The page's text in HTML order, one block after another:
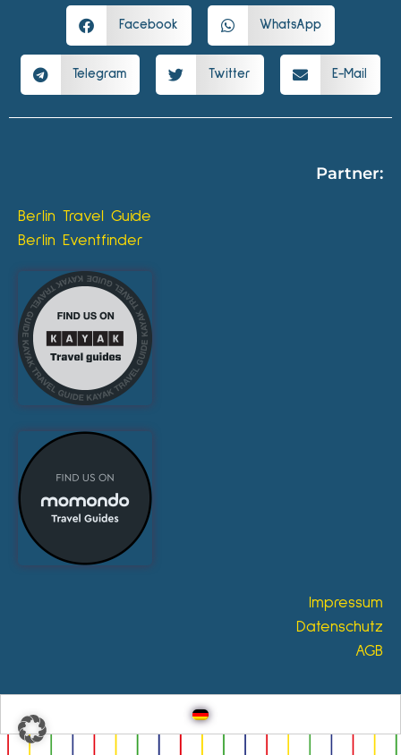
Facebook WhatsApp
Telegram Twitter E-Mail
Partner:
Berlin Travel Guide
Berlin Eventfinder
Impressum
Datenschutz
AGB